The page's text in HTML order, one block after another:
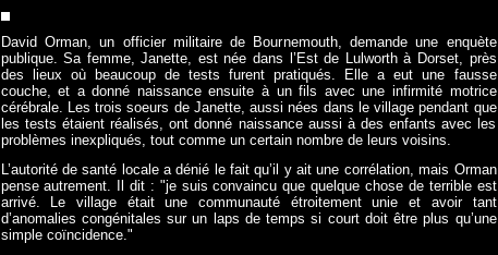
David Orman, un officier militaire de Bournemouth, demande une enquète
publique. Sa femme, Janette, est née dans l’Est de Lulworth à Dorset, près
des lieux où beaucoup de tests furent pratiqués. Elle a eut une fausse
couche, et a donné naissance ensuite à un fils avec une infirmité motrice
cérébrale. Les trois soeurs de Janette, aussi nées dans le village pendant que
les tests étaient réalisés, ont donné naissance aussi à des enfants avec les
problèmes inexpliqués, tout comme un certain nombre de leurs voisins.
L’autorité de santé locale a dénié le fait qu’il y ait une corrélation, mais Orman
pense autrement. Il dit : "je suis convaincu que quelque chose de terrible est
arrivé. Le village était une communauté étroitement unie et avoir tant
d’anomalies congénitales sur un laps de temps si court doit être plus qu’une
simple coïncidence."